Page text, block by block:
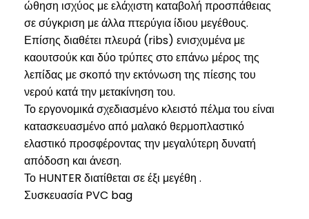
ώθηση ισχύος με ελάχιστη καταβολή προσπάθειας
σε σύγκριση με άλλα πτερύγια ίδιου μεγέθους.
Επίσης διαθέτει πλευρά (ribs) ενισχυμένα με
καουτσούκ και δύο τρύπες στο επάνω μέρος της
λεπίδας με σκοπό την εκτόνωση της πίεσης του
νερού κατά την μετακίνηση του.
Το εργονομικά σχεδιασμένο κλειστό πέλμα του είναι
κατασκευασμένο από μαλακό θερμοπλαστικό
ελαστικό προσφέροντας την μεγαλύτερη δυνατή
απόδοση και άνεση.
Το HUNTER διατίθεται σε έξι μεγέθη .
Συσκευασία PVC bag